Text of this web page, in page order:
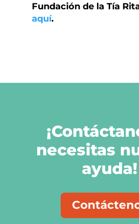
Fundación de la Tía
aquí.
necesitas
ayuda!